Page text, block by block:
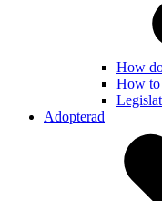
How
How to
Adopterad